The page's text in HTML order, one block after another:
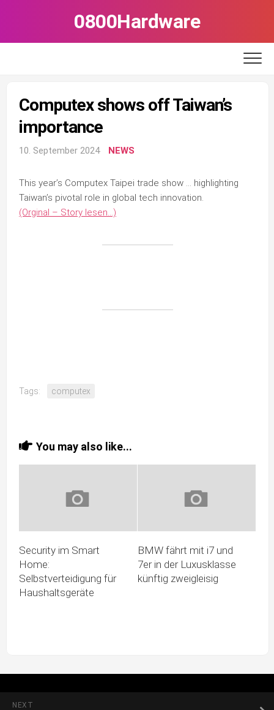
0800Hardware
Computex shows off Taiwan’s
importance
10. September 2024 NEWS
This year’s Computex Taipei trade show … highlighting
Taiwan’s pivotal role in global tech innovation.
(Orginal – Story lesen…)
Tags: computex
You may also like...
Security im Smart
Home:
Selbstverteidigung für
Haushaltsgeräte
BMW fährt mit i7 und
7er in der Luxusklasse
künftig zweigleisig
NEXT